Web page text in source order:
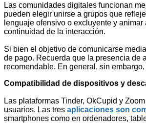
Las comunidades digitales funcionan
pueden elegir unirse a grupos que
lenguaje ofensivo o excluyente y
continuidad de la interacción.
Si bien el objetivo de comunicarse
de pago. Recuerda que la presencia de
recomendable. En general, sin
Compatibilidad de dispositivos y
Las plataformas Tinder, OkCupid y
usuarios. Las tres aplicaciones son
smartphones como en ordenadores,